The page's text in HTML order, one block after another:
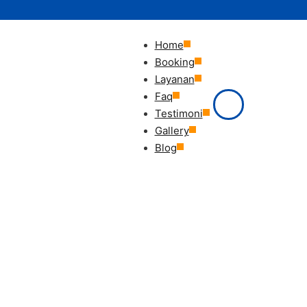
Home
Booking
Layanan
Faq
Testimoni
Gallery
Blog